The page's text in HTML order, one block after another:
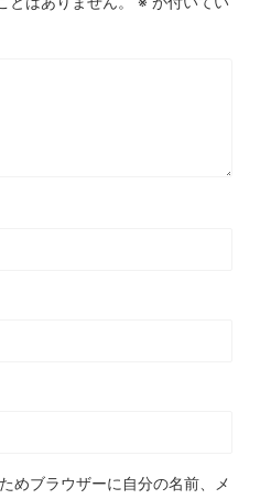
めブラウザーに自分の名前、メ